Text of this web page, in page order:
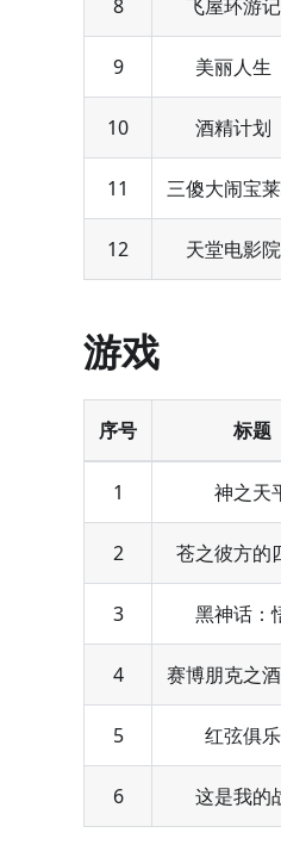
8 飞屋环游记
9 美丽人生
10 酒精计划
11 三傻大闹宝
12 天堂电影院
游戏
序号 标题
1 神之天
2 苍之彼方的
3 黑神话：
4 赛博朋克之
5 红弦俱
6 这是我的